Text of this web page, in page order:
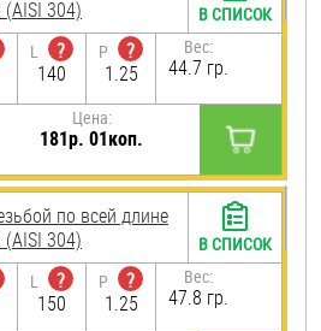
304)
L
?
140
P
?
1.25
Вес:
44.7 гр.
Цена:
181р. 01коп.
В СПИСОК
по всей длине
304)
L
?
150
P
?
1.25
Вес:
47.8 гр.
В СПИСОК